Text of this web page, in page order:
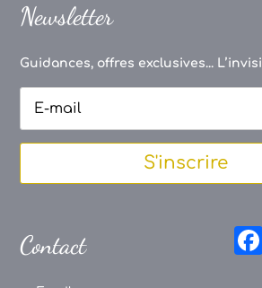
Newsletter
Guidances, offres exclusives...
S'inscrire
Contact